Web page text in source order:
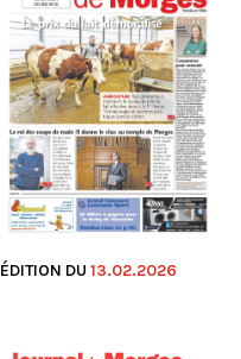
ÉDITION DU 13.02.2026